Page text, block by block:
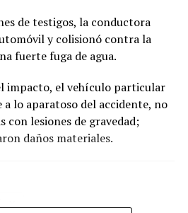
de testigos, la conductora
y colisionó contra la
fuerte fuga de agua.
impacto, el vehículo particular
a lo aparatoso del accidente, no
con lesiones de gravedad;
daños materiales.